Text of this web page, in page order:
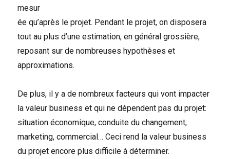
mesur
ée qu’après le projet. Pendant le projet, on disposera
tout au plus d’une estimation, en général grossière,
reposant sur de nombreuses hypothèses et
approximations.
De plus, il y a de nombreux facteurs qui vont impacter
la valeur business et qui ne dépendent pas du projet:
situation économique, conduite du changement,
marketing, commercial… Ceci rend la valeur business
du projet encore plus difficile à déterminer.